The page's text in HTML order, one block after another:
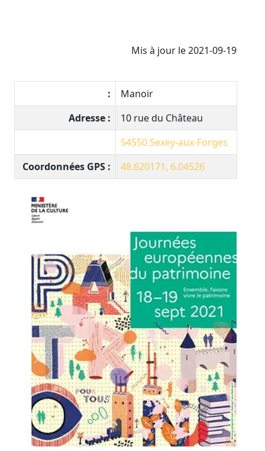
Mis à jour le 2021-09-19
:
Manoir
Adresse :
10 rue du Château
54550Sexey-aux-Forges
Coordonnées GPS :
48.620171, 6.04526